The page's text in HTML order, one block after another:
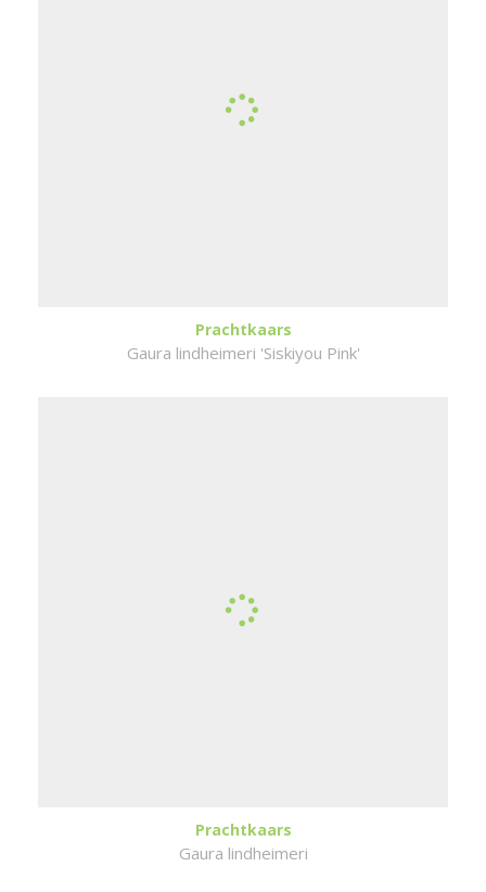
Prachtkaars
Gaura lindheimeri 'Siskiyou Pink'
Prachtkaars
Gaura lindheimeri